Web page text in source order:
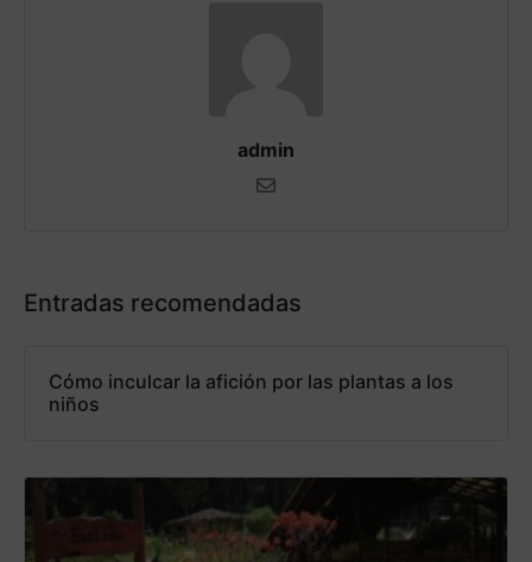
admin
Entradas recomendadas
Cómo inculcar la afición por las plantas a los
niños